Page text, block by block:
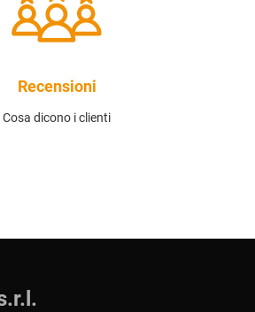
Recensioni
Cosa dicono i clienti